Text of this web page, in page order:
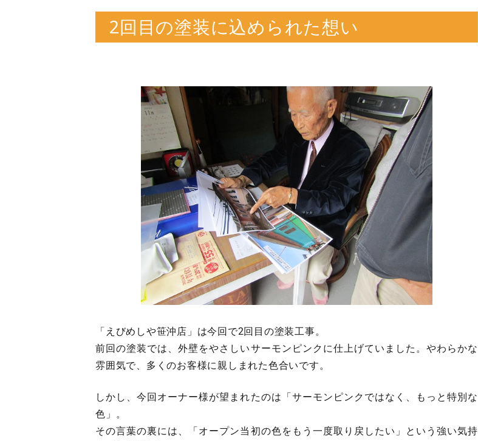
2回目の塗装に込められた想い
「えびめしや笹沖店」は今回で2回目の塗装工事。
前回の塗装では、外壁をやさしいサーモンピンクに仕上げていました。やわらかな
雰囲気で、多くのお客様に親しまれた色合いです。
しかし、今回オーナー様が望まれたのは「サーモンピンクではなく、もっと特別な
色」。
その言葉の裏には、「オープン当初の色をもう一度取り戻したい」という強い気持